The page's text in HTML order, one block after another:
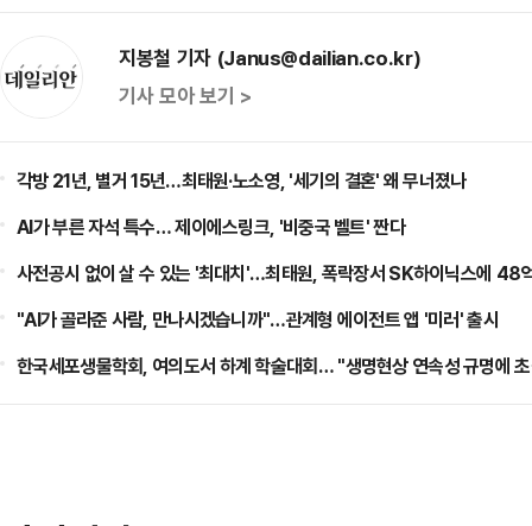
지봉철 기자 (Janus@dailian.co.kr)
기사 모아 보기 >
각방 21년, 별거 15년…최태원·노소영, '세기의 결혼' 왜 무너졌나
AI가 부른 자석 특수… 제이에스링크, '비중국 벨트' 짠다
사전공시 없이 살 수 있는 '최대치'…최태원, 폭락장서 SK하이닉스에 48
"AI가 골라준 사람, 만나시겠습니까"…관계형 에이전트 앱 '미러' 출시
한국세포생물학회, 여의도서 하계 학술대회… "생명현상 연속성 규명에